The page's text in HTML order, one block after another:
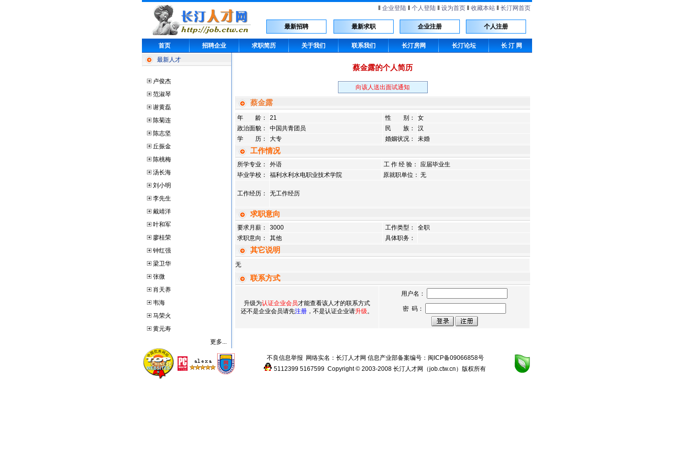
企业登陆 个人登陆 设为首页 收藏本站 长汀网首页
最新招聘 最新求职 企业注册 个人注册
首页 招聘企业 求职简历 关于我们 联系我们 长汀房网 长汀论坛
长 汀 网
最新人才
卢俊杰
范淑琴
谢黄磊
陈菊连
陈志坚
丘振金
陈桃梅
汤长海
刘小明
李先生
戴靖洋
叶和军
廖桂荣
钟红强
梁卫华
张微
肖天养
韦海
马荣火
黄元寿
更多...
蔡金露的个人简历
向该人送出面试通知
蔡金露
年 龄： 21 性 别：
女
政治面貌：
中国共青团员 民 族：
汉
学 历：
大专 婚姻状况： 未婚
工作情况
所学专业： 外语 工 作 经 验：
应届毕业生
毕业学校：
福利水利水电职业技术学院 原就职单位： 无
工作经历： 无工作经历
求职意向
要求月薪： 3000 工作类型：
全职
求职意向：
其他 具体职务：
其它说明
无
联系方式
升级为认证企业会员才能查看该人才的联系方式
还不是企业会员请先注册 ，不是认证企业请升级。
用户名：
密 码：
不良信息举报 网络实名： 长汀人才网 信息产业部备案编号： 闽ICP备09066858号
5112399 5167599 Copyright © 2003-2008 长汀人才网 （job.ctw.cn ）版权所有